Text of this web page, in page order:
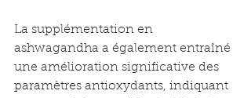
La supplémentation en
ashwagandha a également entraîné
une amélioration significative des
paramètres antioxydants, indiquant